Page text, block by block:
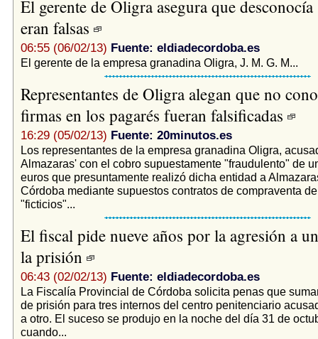
El gerente de Oligra asegura que
eran falsas
06:55 (06/02/13) Fuente: eldiadecordoba.es
El gerente de la empresa granadina Oligra, J. M. G. M...
Representantes de Oligra alegan que no
firmas en los pagarés fueran falsificadas
16:29 (05/02/13) Fuente: 20minutos.es
Los representantes de la empresa granadina Oligra,
Almazaras' con el cobro supuestamente "fraudulento" de
euros que presuntamente realizó dicha entidad a
Córdoba mediante supuestos contratos de compraventa
"ficticios"...
El fiscal pide nueve años por la agresión a
la prisión
06:43 (02/02/13) Fuente: eldiadecordoba.es
La Fiscalía Provincial de Córdoba solicita penas que
de prisión para tres internos del centro penitenciario
a otro. El suceso se produjo en la noche del día 31 de
cuando...